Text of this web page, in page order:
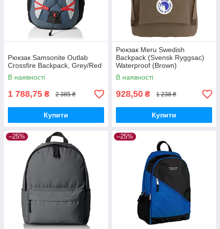
Рюкзак Samsonite Outlab
Crossfire Backpack, Grey/Red
В наявності
1 788,75 ₴ 2 385 ₴
Купити
Рюкзак Meru Swedish
Backpack (Svensk Ryggsac)
Waterproof (Brown)
В наявності
928,50 ₴ 1 238 ₴
Купити
–25% –25%